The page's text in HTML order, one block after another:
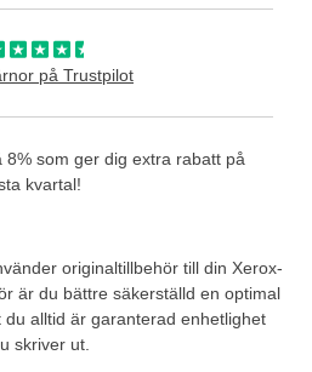
originaltillbehör till din Xerox-
är du bättre säkerställd en optimal
alltid är garanterad enhetlighet
skriver ut.
på Trustpilot
8% som ger dig extra rabatt på
kvartal!